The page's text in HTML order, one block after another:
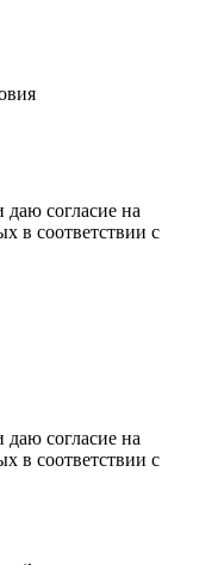
даю согласие на
в соответствии с
даю согласие на
в соответствии с